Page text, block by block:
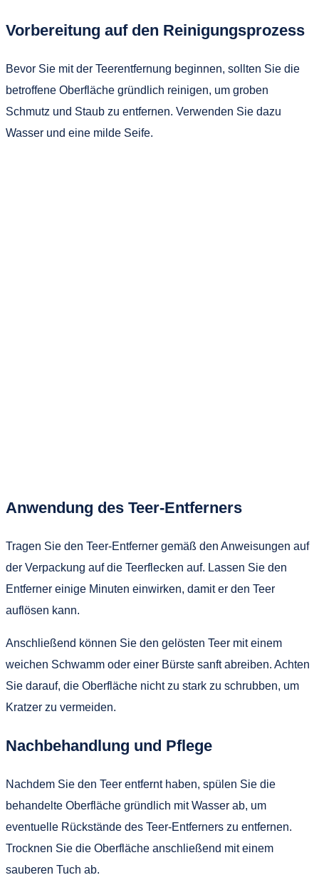
Vorbereitung auf den Reinigungsprozess
Bevor Sie mit der Teerentfernung beginnen, sollten Sie die
betroffene Oberfläche gründlich reinigen, um groben
Schmutz und Staub zu entfernen. Verwenden Sie dazu
Wasser und eine milde Seife.
Anwendung des Teer-Entferners
Tragen Sie den Teer-Entferner gemäß den Anweisungen auf
der Verpackung auf die Teerflecken auf. Lassen Sie den
Entferner einige Minuten einwirken, damit er den Teer
auflösen kann.
Anschließend können Sie den gelösten Teer mit einem
weichen Schwamm oder einer Bürste sanft abreiben. Achten
Sie darauf, die Oberfläche nicht zu stark zu schrubben, um
Kratzer zu vermeiden.
Nachbehandlung und Pflege
Nachdem Sie den Teer entfernt haben, spülen Sie die
behandelte Oberfläche gründlich mit Wasser ab, um
eventuelle Rückstände des Teer-Entferners zu entfernen.
Trocknen Sie die Oberfläche anschließend mit einem
sauberen Tuch ab.